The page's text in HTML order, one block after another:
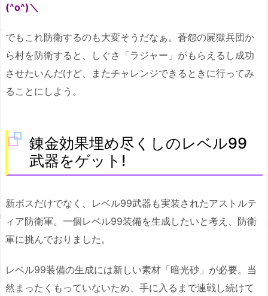
(^o^)＼
でもこれ防衛するのも大変そうだなぁ。蒼怨の屍獄兵団か
ら村を防衛すると、しぐさ「ラジャー」がもらえるし成功
させたいんだけど、またチャレンジできるときに行ってみ
ることにしよう。
錬金効果埋め尽くしのレベル99
武器をゲット!
新ボスだけでなく、レベル99武器も実装されたアストルテ
ィア防衛軍。一個レベル99装備を生成したいと考え、防衛
軍に挑んでおりました。
レベル99装備の生成には新しい素材「暗光砂」が必要。当
然まったくもっていないため、手に入るまで連戦し続けて